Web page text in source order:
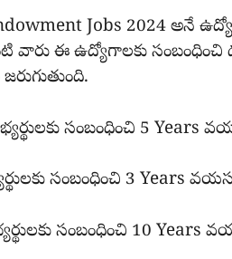
Jobs 2024 అనే
వారు ఈ ఉద్యోగాలకు సంబంధించి
సంబంధించి 5 Years
సంబంధించి 3 Years
సంబంధించి 10 Years